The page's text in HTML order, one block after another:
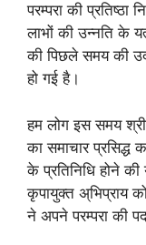
परम्परा की
लाभों की उन्नति के
की पिछले समय की
हो गई है।
हम लोग इस समय
का समाचार
के प्रतिनिधि होने
कृपायुक्त अ्भिप्राय
ने अपने परम्परा की